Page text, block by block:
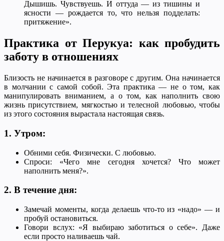
Дышишь. Чувствуешь. И оттуда — из тишины и
ясности — рождается то, что нельзя подделать:
притяжение».
Практика от Перукуа: как пробудить
заботу в отношениях
Близость не начинается в разговоре с другим. Она начинается
в молчании с самой собой. Эта практика — не о том, как
манипулировать вниманием, а о том, как наполнить свою
жизнь присутствием, мягкостью и телесной любовью, чтобы
из этого состояния вырастала настоящая связь.
1. Утром:
Обними себя. Физически. С любовью.
Спроси: «Чего мне сегодня хочется? Что может
наполнить меня?».
2. В течение дня:
Замечай моменты, когда делаешь что-то из «надо» — и
пробуй остановиться.
Говори вслух: «Я выбираю заботиться о себе». Даже
если просто наливаешь чай.